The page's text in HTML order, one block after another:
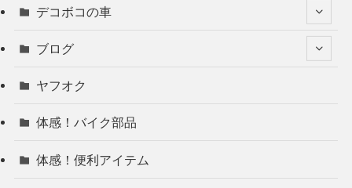
デコボコの車
ブログ
ヤフオク
体感！バイク部品
体感！便利アイテム